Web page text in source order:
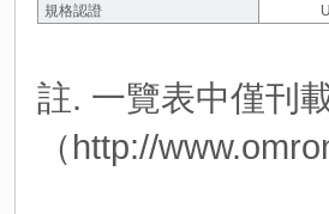
規格認證
註. 一覽表中僅刊
（http://